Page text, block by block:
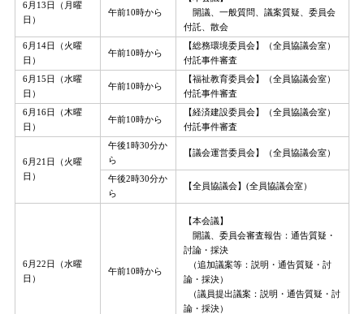
6月13日（月曜
日）
午前10時から
開議、一般質問、議案質疑、委員会
付託、散会
6月14日（火曜
日）
午前10時から
【総務環境委員会】（全員協議会室）
付託事件審査
6月15日（水曜
日）
午前10時から
【福祉教育委員会】（全員協議会室）
付託事件審査
6月16日（木曜
日）
午前10時から
【経済建設委員会】（全員協議会室）
付託事件審査
6月21日（火曜
日）
午後1時30分か
ら
【議会運営委員会】（全員協議会室）
午後2時30分か
ら
【全員協議会】(全員協議会室）
6月22日（水曜
日）
午前10時から
【本会議】
開議、委員会審査報告：通告質疑・
討論・採決
（追加議案等：説明・通告質疑・討
論・採決）
（議員提出議案：説明・通告質疑・討
論・採決）